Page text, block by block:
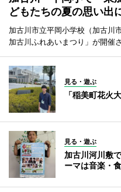
どもたちの夏の思い出
加古川市立平岡小学校（加古川
加古川ふれあいまつり」が開催さ
見る・遊ぶ
「稲美町花火
見る・遊ぶ
加古川河川敷
ーマは音楽・